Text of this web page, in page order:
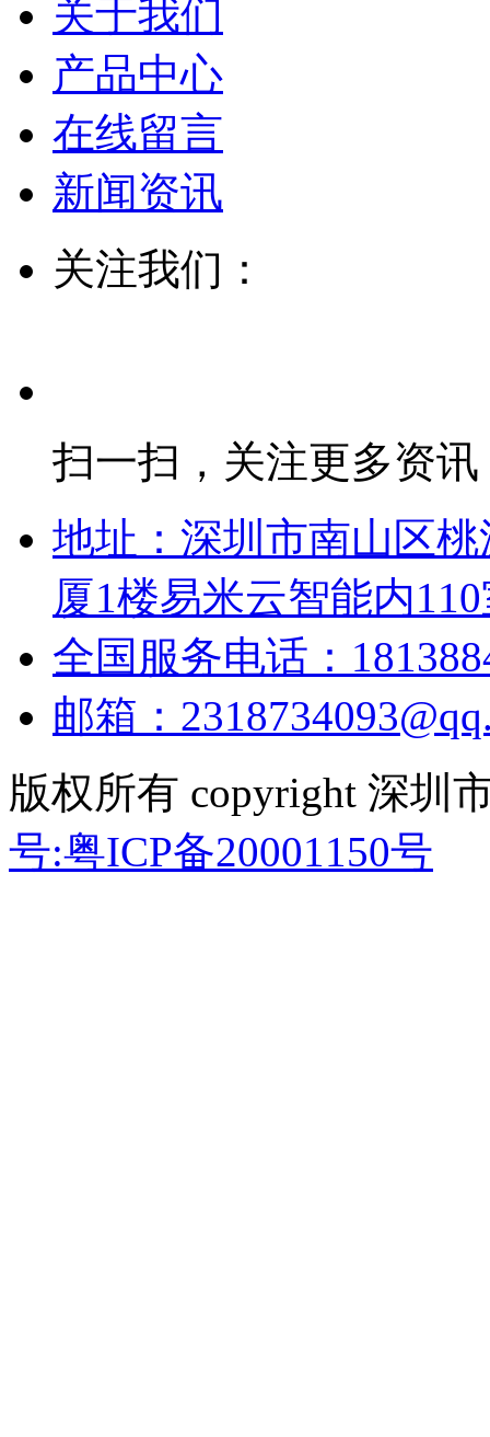
关于我们
产品中心
在线留言
新闻资讯
关注我们：
扫一扫，关注更多资讯
地址：深圳市南山区
厦1楼易米云智能内
全国服务电话：
邮箱：
版权所有 copyright 深圳
号:粤ICP备20001150号